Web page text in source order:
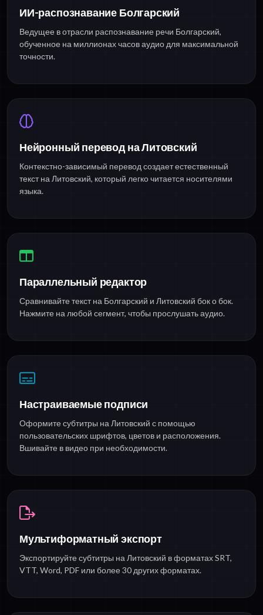
ИИ-распознавание Болгарский
Ведущее в отрасли распознавание речи Болгарский,
обученное на миллионах часов аудио для максимальной
точности.
Нейронный перевод на Литовский
Контекстно-зависимый перевод создает естественный
текст на Литовский, который легко читается носителями
языка.
Параллельный редактор
Сравнивайте текст на Болгарский и Литовский бок о бок.
Нажмите на любой сегмент, чтобы прослушать аудио.
Настраиваемые подписи
Оформите субтитры на Литовский с помощью
пользовательских шрифтов, цветов и расположения.
Вшивайте в видео при необходимости.
Мультиформатный экспорт
Экспортируйте субтитры на Литовский в форматах SRT,
VTT, Word, PDF или более 30 других форматах.